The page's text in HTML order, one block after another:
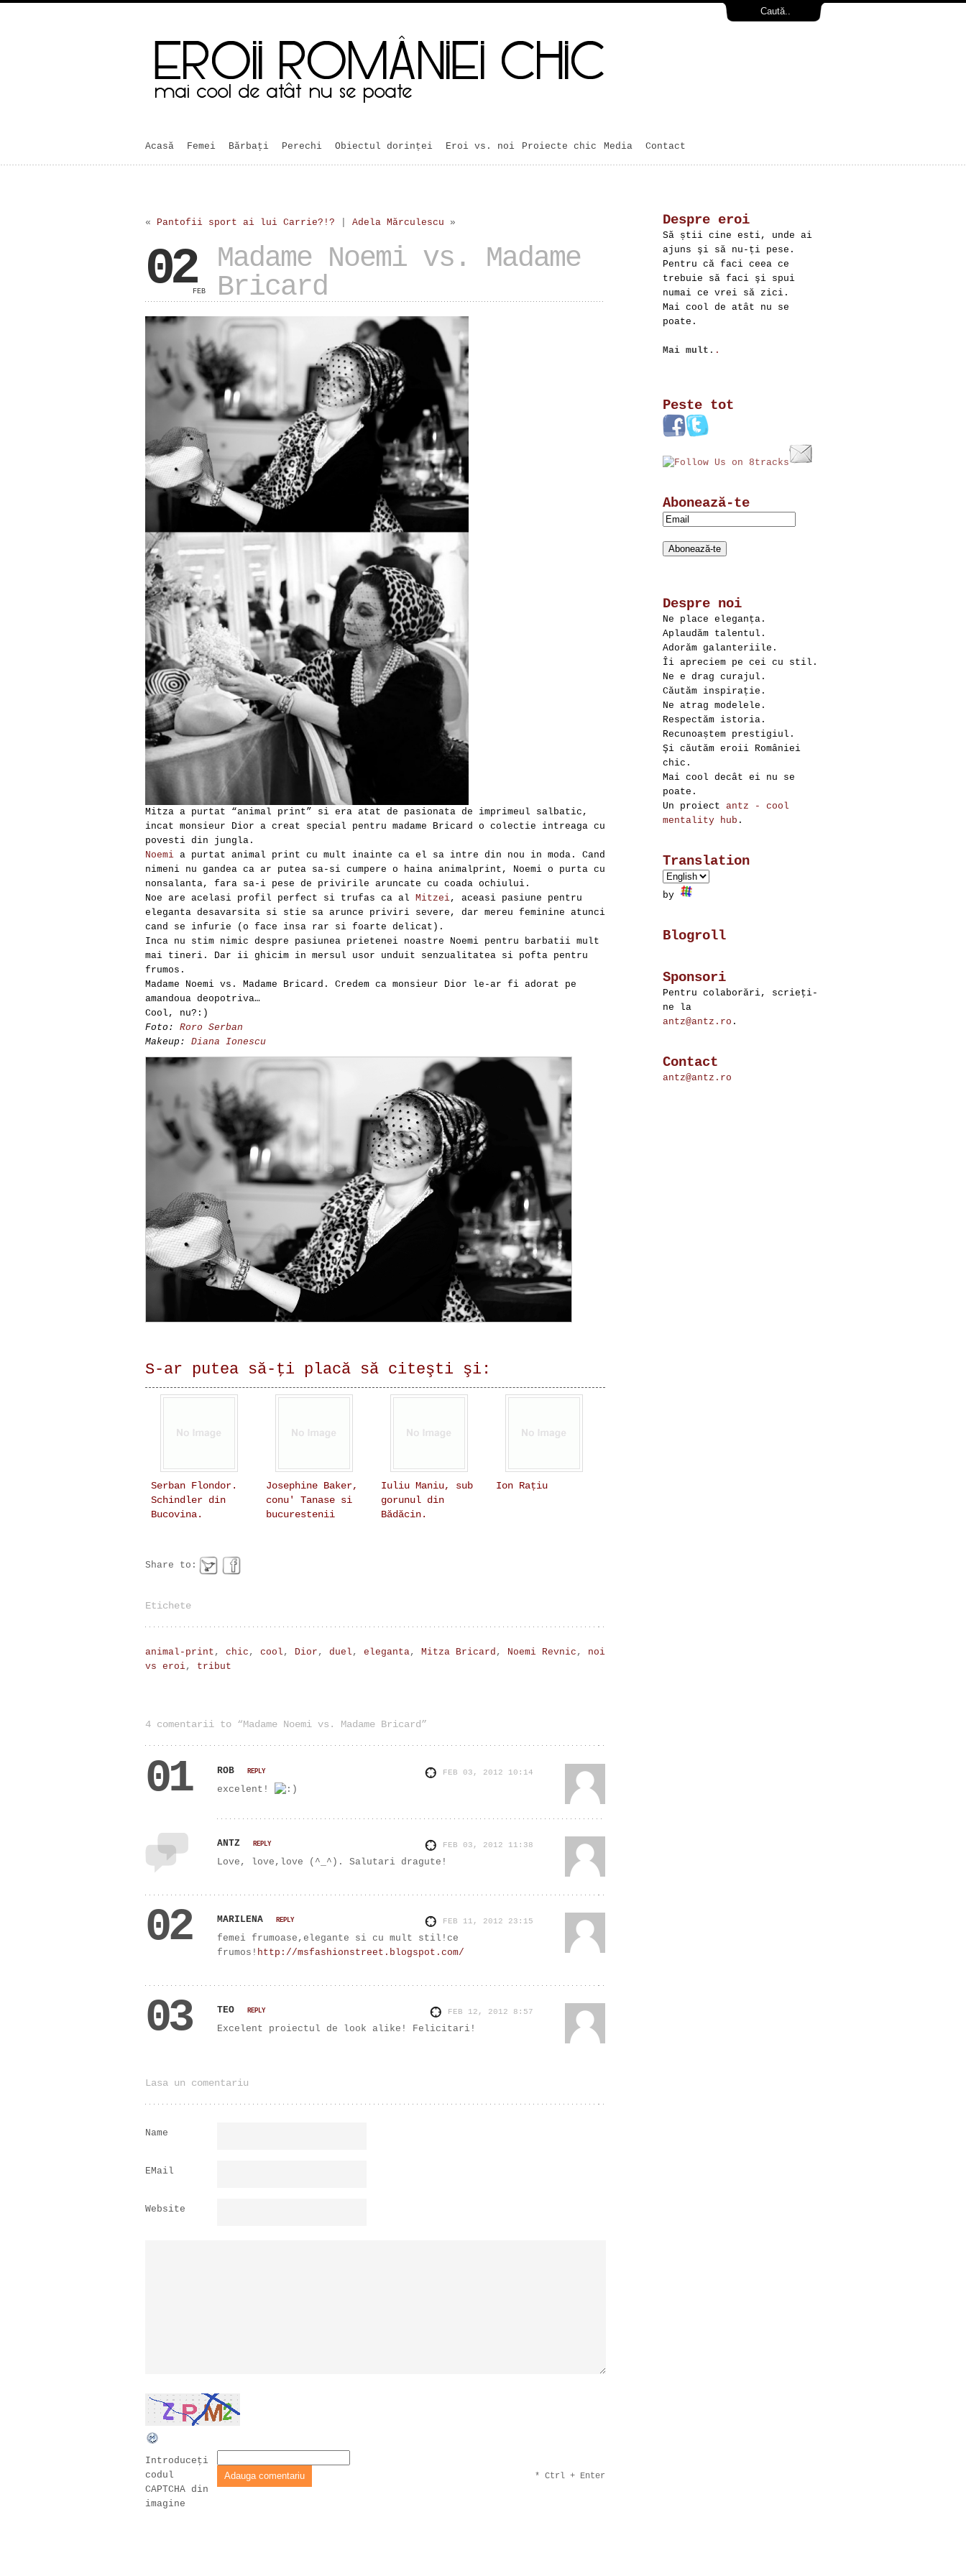
Acasă Femei Bărbaţi Perechi Obiectul dorinței Eroi vs. noi Proiecte chic Media Contact
« Pantofii sport ai lui Carrie?!? Adela Mărculescu »
02FEB
Madame Noemi vs. Madame
Bricard
Mitza a purtat “animal print” si era atat de pasionata de imprimeul salbatic,
incat monsieur Dior a creat special pentru madame Bricard o colectie intreaga cu
povesti din jungla.
Noemi a purtat animal print cu mult inainte ca el sa intre din nou in moda. Cand
nimeni nu gandea ca ar putea sa-si cumpere o haina animalprint, Noemi o purta cu
nonsalanta, fara sa-i pese de privirile aruncate cu coada ochiului.
Noe are acelasi profil perfect si trufas ca al Mitzei, aceasi pasiune pentru
eleganta desavarsita si stie sa arunce priviri severe, dar mereu feminine atunci
cand se infurie (o face insa rar si foarte delicat).
Inca nu stim nimic despre pasiunea prietenei noastre Noemi pentru barbatii mult
mai tineri. Dar ii ghicim in mersul usor unduit senzualitatea si pofta pentru
frumos.
Madame Noemi vs. Madame Bricard. Credem ca monsieur Dior le-ar fi adorat pe
amandoua deopotriva…
Cool, nu?:)
Foto: Roro Serban
Makeup: Diana Ionescu
S-ar putea să-ţi placă să citeşti şi:
Serban Flondor.
Schindler din
Bucovina.
Josephine Baker,
conu' Tanase si
bucurestenii
Iuliu Maniu, sub
gorunul din
Bădăcin.
Ion Rațiu
Share to:
Etichete
animal-print , chic , cool , Dior , duel , eleganta, Mitza Bricard , Noemi Revnic , noi
vs eroi, tribut
4 comentarii to “Madame Noemi vs. Madame Bricard”
01 FEB 03, 2012 10:14
ROB REPLY
excelent!
FEB 03, 2012 11:38
ANTZ REPLY
Love, love,love (^_^). Salutari dragute!
02 FEB 11, 2012 23:15
MARILENA REPLY
femei frumoase,elegante si cu mult stil!ce
frumos! http://msfashionstreet.blogspot.com/
03 FEB 12, 2012 8:57
TEO REPLY
Excelent proiectul de look alike! Felicitari!
Lasa un comentariu
Name
EMail
Website
Introduceţi
codul
CAPTCHA din
imagine
* Ctrl + Enter
Despre eroi
Să știi cine esti, unde ai
ajuns şi să nu-ți pese.
Pentru că faci ceea ce
trebuie să faci şi spui
numai ce vrei să zici.
Mai cool de atât nu se
poate.
Mai mult. .
Peste tot
Abonează-te
Despre noi
Ne place eleganța.
Aplaudăm talentul.
Adorăm galanteriile.
Îi apreciem pe cei cu stil.
Ne e drag curajul.
Căutăm inspirație.
Ne atrag modelele.
Respectăm istoria.
Recunoaștem prestigiul.
Şi căutăm eroii României
chic.
Mai cool decât ei nu se
poate.
Un proiect antz - cool
mentality hub .
Translation
by
Blogroll
Sponsori
Pentru colaborări, scrieţi-
ne la
antz@antz.ro .
Contact
antz@antz.ro